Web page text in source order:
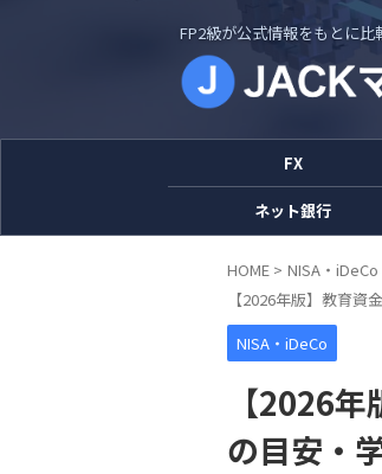
FP2級が公式情報をもとに
FX
ネット銀行
HOME > NISA・iDeCo
【2026年版】教育
NISA・iDeCo
【2026
の目安・